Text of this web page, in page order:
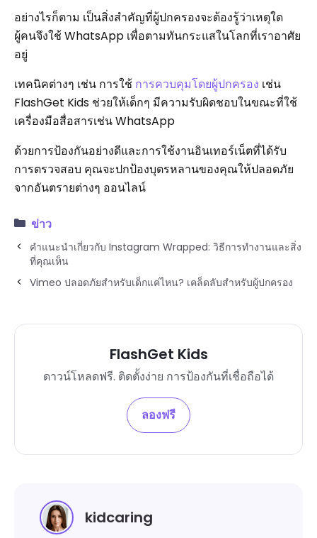
อย่างไรก็ตาม เป็นสิ่งสำคัญที่ผู้ปกครองจะต้องรู้ว่าเหตุใด
ผู้คนจึงใช้ WhatsApp เพื่อตามทันกระแสในโลกที่เราอาศัย
อยู่
เทคนิคต่างๆ เช่น การใช้ การควบคุมโดยผู้ปกครอง เช่น
FlashGet Kids ช่วยให้เด็กๆ มีความรับผิดชอบในขณะที่ใช้
เครื่องมือสื่อสารเช่น WhatsApp
ด้วยการป้องกันอย่างดีและการใช้งานอินเทอร์เน็ตที่ได้รับ
การตรวจสอบ คุณจะปกป้องบุตรหลานของคุณให้ปลอดภัย
จากอันตรายต่างๆ ออนไลน์
ข่าว
คำแนะนำเกี่ยวกับ Instagram Wrapped: วิธีการทำงานและสิ่ง
ที่คุณเห็น
Vimeo ปลอดภัยสำหรับเด็กแค่ไหน? เคล็ดลับสำหรับผู้ปกครอง
FlashGet Kids
ดาวน์โหลดฟรี. ติดตั้งง่าย การป้องกันที่เชื่อถือได้
ลองฟรี
kidcaring